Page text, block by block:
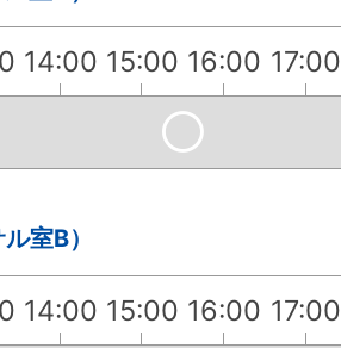
14:00 15:00 16:00 17:00
室B）
14:00 15:00 16:00 17:00